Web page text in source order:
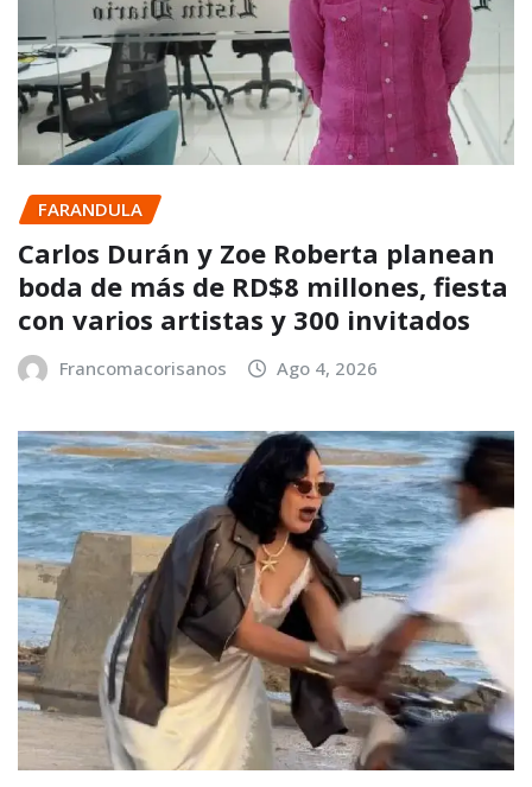
FARANDULA
Carlos Durán y Zoe Roberta planean
boda de más de RD$8 millones, fiesta
con varios artistas y 300 invitados
Francomacorisanos Ago 4, 2026